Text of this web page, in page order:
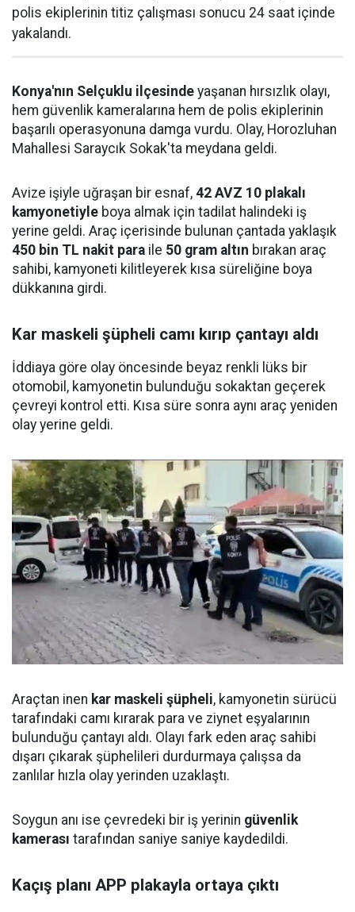
polis ekiplerinin titiz çalışması sonucu 24 saat içinde
yakalandı.
Konya'nın Selçuklu ilçesinde yaşanan hırsızlık olayı,
hem güvenlik kameralarına hem de polis ekiplerinin
başarılı operasyonuna damga vurdu. Olay, Horozluhan
Mahallesi Saraycık Sokak'ta meydana geldi.
Avize işiyle uğraşan bir esnaf, 42 AVZ 10 plakalı
kamyonetiyle boya almak için tadilat halindeki iş
yerine geldi. Araç içerisinde bulunan çantada yaklaşık
450 bin TL nakit para ile 50 gram altın bırakan araç
sahibi, kamyoneti kilitleyerek kısa süreliğine boya
dükkanına girdi.
Kar maskeli şüpheli camı kırıp çantayı aldı
İddiaya göre olay öncesinde beyaz renkli lüks bir
otomobil, kamyonetin bulunduğu sokaktan geçerek
çevreyi kontrol etti. Kısa süre sonra aynı araç yeniden
olay yerine geldi.
Araçtan inen kar maskeli şüpheli, kamyonetin sürücü
tarafındaki camı kırarak para ve ziynet eşyalarının
bulunduğu çantayı aldı. Olayı fark eden araç sahibi
dışarı çıkarak şüphelileri durdurmaya çalışsa da
zanlılar hızla olay yerinden uzaklaştı.
Soygun anı ise çevredeki bir iş yerinin güvenlik
kamerası tarafından saniye saniye kaydedildi.
Kaçış planı APP plakayla ortaya çıktı